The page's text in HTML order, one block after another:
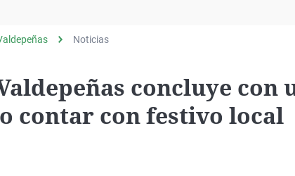
Noticias
concluye con
contar con festivo local